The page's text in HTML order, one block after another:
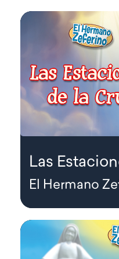
Las
El Hermano